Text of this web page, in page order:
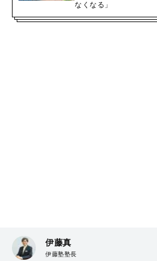
なくなる」
伊藤真
伊藤塾塾長